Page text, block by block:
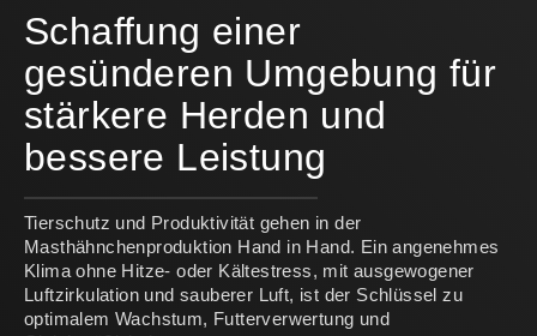
Schaffung einer
gesünderen Umgebung für
stärkere Herden und
bessere Leistung
Tierschutz und Produktivität gehen in der
Masthähnchenproduktion Hand in Hand. Ein angenehmes
Klima ohne Hitze- oder Kältestress, mit ausgewogener
Luftzirkulation und sauberer Luft, ist der Schlüssel zu
optimalem Wachstum, Futterverwertung und